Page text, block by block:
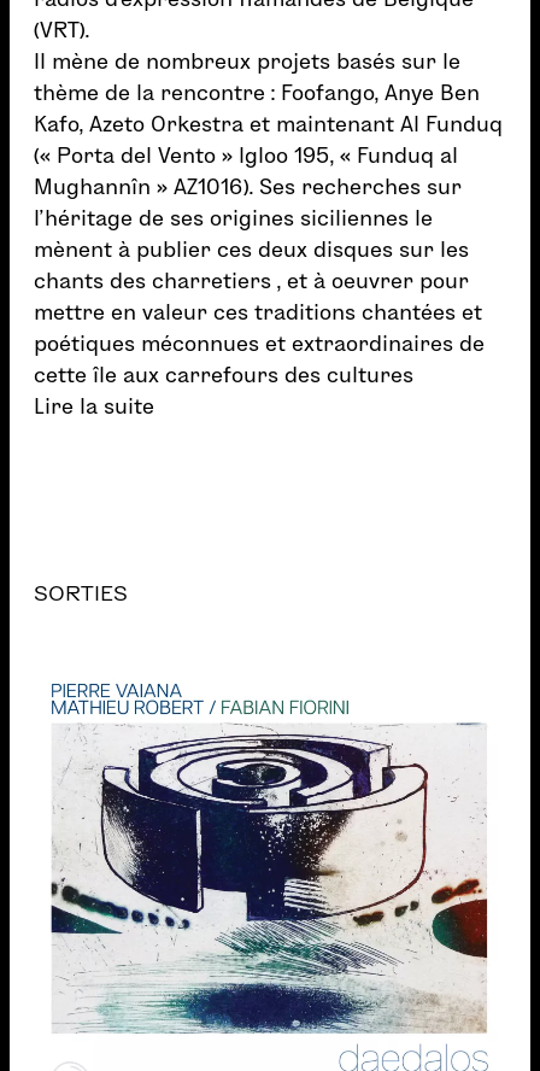
(VRT).
Il mène de nombreux projets basés sur le
thème de la rencontre : Foofango, Anye Ben
Kafo, Azeto Orkestra et maintenant Al Funduq
(« Porta del Vento » Igloo 195, « Funduq al
Mughannîn » AZ1016). Ses recherches sur
l’héritage de ses origines siciliennes le
mènent à publier ces deux disques sur les
chants des charretiers , et à oeuvrer pour
mettre en valeur ces traditions chantées et
poétiques méconnues et extraordinaires de
cette île aux carrefours des cultures
Lire la suite
SORTIES